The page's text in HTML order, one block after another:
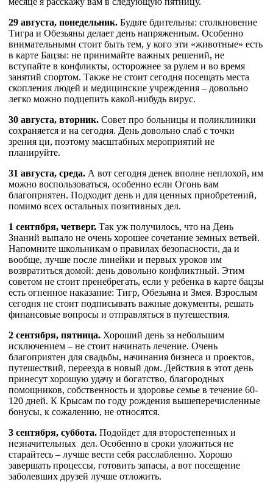
29 августа, понедельник. Будьте бдительны: столкновение
Тигра и Обезьяны делает день напряженным. Особенно
внимательными стоит быть тем, у кого эти «животные» есть
в карте Бацзы: не принимайте важных решений, не
вступайте в конфликты, осторожнее за рулем и во время
занятий спортом. Также не стоит сегодня посещать места
скопления людей и медицинские учреждения – довольно
легко можно подцепить какой-нибудь вирус.
30 августа, вторник. Совет про больницы и поликлиники
сохраняется и на сегодня. День довольно слаб с точки
зрения ци, поэтому масштабных мероприятий не
планируйте.
31 августа, среда. А вот сегодня денек вполне неплохой, им
можно воспользоваться, особенно если Огонь вам
благоприятен. Подходит день и для ценных приобретений,
помимо всех остальных позитивных дел.
1 сентября, четверг. Так уж получилось, что на День
Знаний выпало не очень хорошее сочетание земных ветвей.
Напомните школьникам о правилах безопасности, да и
вообще, лучше после линейки и первых уроков им
возвратиться домой: день довольно конфликтный. Этим
советом не стоит пренебрегать, если у ребенка в карте бацзы
есть огненное наказание: Тигр, Обезьяна и Змея. Взрослым
сегодня не стоит подписывать важные документы, решать
финансовые вопросы и отправляться в путешествия.
2 сентября, пятница. Хороший день за небольшим
исключением – не стоит начинать лечение. Очень
благоприятен для свадьбы, начинания бизнеса и проектов,
путешествий, переезда в новый дом. Действия в этот день
принесут хорошую удачу и богатство, благородных
помощников, собственность и здоровье семье в течение 60-
120 дней. К Крысам по году рождения вышеперечисленные
бонусы, к сожалению, не относятся.
3 сентября, суббота. Подойдет для второстепенных и
незначительных дел. Особенно в сроки уложиться не
старайтесь – лучше вести себя расслабленно. Хорошо
завершать процессы, готовить запасы, а вот посещение
заболевших друзей лучше отложить.